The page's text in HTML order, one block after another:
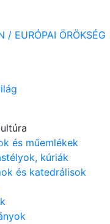
/ EURÓPAI ÖRÖKSÉG
és műemlékek
kúriák
és katedrálisok